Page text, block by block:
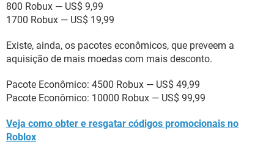
800 Robux — US$ 9,99
1700 Robux — US$ 19,99
Existe, ainda, os pacotes econômicos, que preveem a
aquisição de mais moedas com mais desconto.
Pacote Econômico: 4500 Robux — US$ 49,99
Pacote Econômico: 10000 Robux — US$ 99,99
Veja como obter e resgatar códigos promocionais no
Roblox